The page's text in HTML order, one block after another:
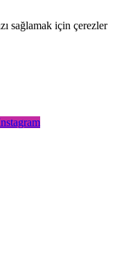
sağlamak için çerezler